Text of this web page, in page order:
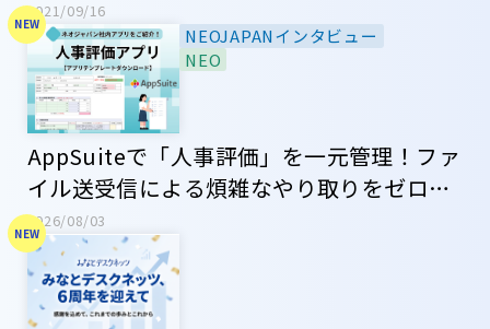
2021/09/16
NEOJAPANインタビュー
NEO
AppSuiteで「人事評価」を一元管理！ファ
イル送受信による煩雑なやり取りをゼロ
に！【ネオジャパン社内アプリ紹介】
2026/08/03